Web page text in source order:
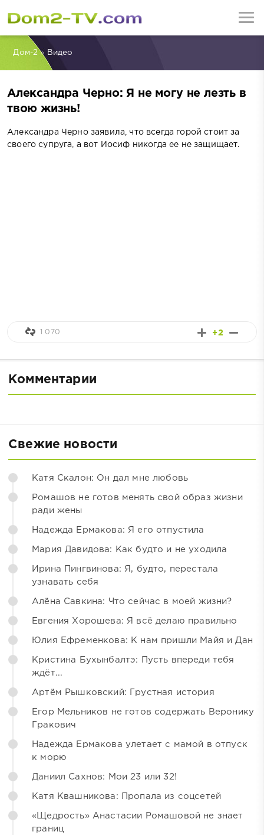
Дом-2» Видео
Александра Черно: Я не могу не лезть в
твою жизнь!
Александра Черно заявила, что всегда горой стоит за
своего супруга, а вот Иосиф никогда ее не защищает.
+2
1 070
Комментарии
Свежие новости
Катя Скалон: Он дал мне любовь
Ромашов не готов менять свой образ жизни
ради жены
Надежда Ермакова: Я его отпустила
Мария Давидова: Как будто и не уходила
Ирина Пингвинова: Я, будто, перестала
узнавать себя
Алёна Савкина: Что сейчас в моей жизни?
Евгения Хорошева: Я всё делаю правильно
Юлия Ефременкова: К нам пришли Майя и Дан
Кристина Бухынбалтэ: Пусть впереди тебя
ждёт...
Артём Рышковский: Грустная история
Егор Мельников не готов содержать Веронику
Гракович
Надежда Ермакова улетает с мамой в отпуск
к морю
Даниил Сахнов: Мои 23 или 32!
Катя Квашникова: Пропала из соцсетей
«Щедрость» Анастасии Ромашовой не знает
границ